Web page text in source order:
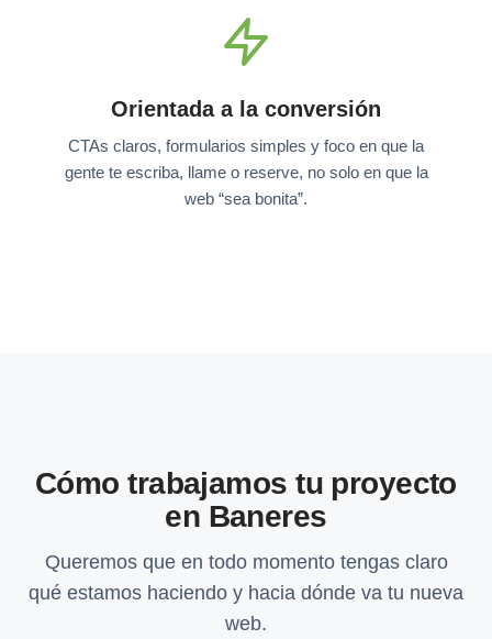
Orientada a la conversión
CTAs claros, formularios simples y foco en que la
gente te escriba, llame o reserve, no solo en que la
web “sea bonita”.
Cómo trabajamos tu proyecto
en Baneres
Queremos que en todo momento tengas claro
qué estamos haciendo y hacia dónde va tu nueva
web.